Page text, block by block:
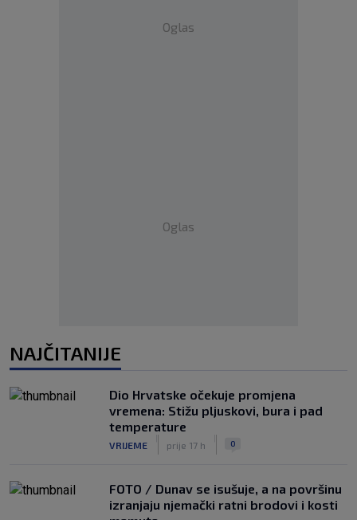
Oglas
Oglas
NAJČITANIJE
Dio Hrvatske očekuje promjena
vremena: Stižu pljuskovi, bura i pad
temperature
VRIJEME prije 17 h 0
FOTO / Dunav se isušuje, a na površinu
izranjaju njemački ratni brodovi i kosti